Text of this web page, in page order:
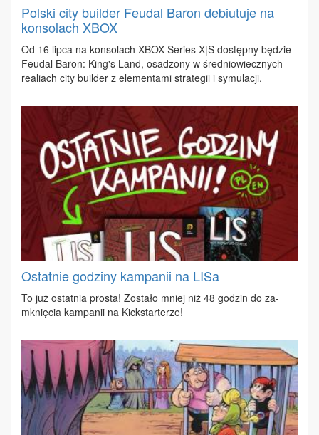
Polski city builder Feudal Baron debiutuje na
konsolach XBOX
Od 16 lip­ca na kon­so­lach XBOX Se­ries X|S do­stęp­ny bę­dzie
Feu­dal Ba­ron: King's Land, osa­dzo­ny w śre­dnio­wiecz­nych
re­aliach ci­ty bu­il­der z ele­men­ta­mi stra­te­gii i sy­mu­la­cji.
Ostatnie godziny kampanii na LISa
To już ostat­nia pro­sta! Zo­sta­ło mniej niż 48 go­dzin do za­
mknię­cia kam­pa­nii na Kick­star­te­rze!